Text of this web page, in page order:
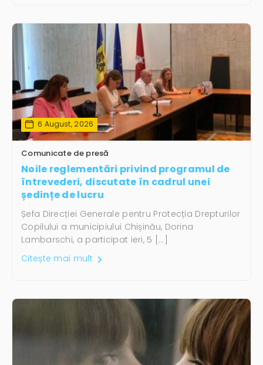
6 August, 2026
Comunicate de presă
Noile reglementări privind programul de
întrevederi, discutate în cadrul unei
ședințe de lucru
Șefa Direcției Generale pentru Protecția Drepturilor
Copilului a municipiului Chișinău, Dorina
Lambarschi, a participat ieri, 5 […]
Citește mai mult